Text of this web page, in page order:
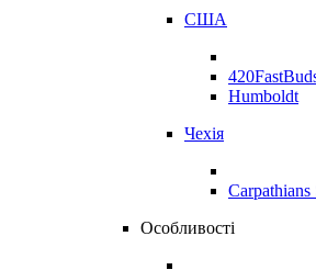
США
Humboldt
Чехія
Carpathians
Особливості